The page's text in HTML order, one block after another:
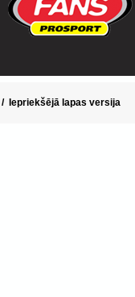
/ Iepriekšējā lapas versija